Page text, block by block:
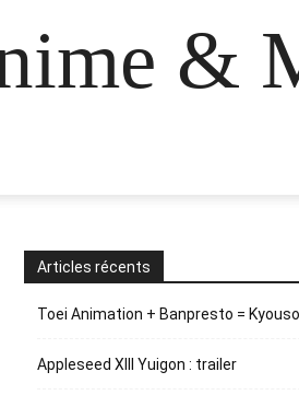
&
Articles récents
Toei Animation + Banpresto =
Appleseed XIII Yuigon : trailer